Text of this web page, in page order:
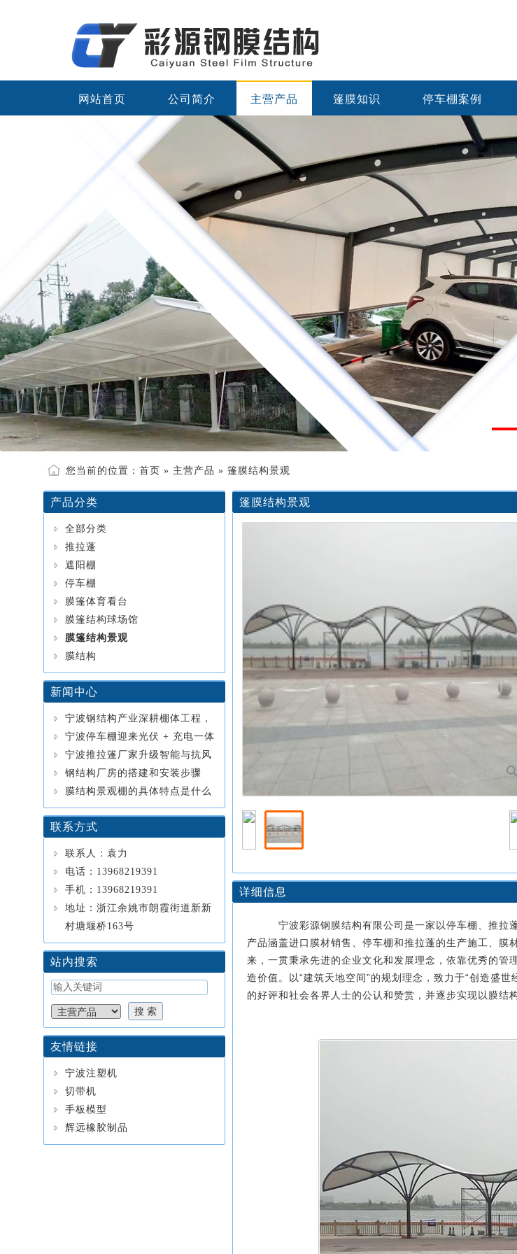
网站首页 公司简介 主营产品 篷膜知识 停车棚案例
您当前的位置： 首页 » 主营产品 » 篷膜结构景观
产品分类
全部分类
推拉蓬
遮阳棚
停车棚
膜篷体育看台
膜篷结构球场馆
膜篷结构景观
膜结构
新闻中心
宁波钢结构产业深耕棚体工程，
定制化服务覆盖全场景
宁波停车棚迎来光伏 + 充电一体
化浪潮，膜结构钢结构成主流
宁波推拉篷厂家升级智能与抗风
工艺，2026 广受园区企业青睐
钢结构厂房的搭建和安装步骤
膜结构景观棚的具体特点是什么
联系方式
联系人：袁力
电话：13968219391
手机：13968219391
地址：浙江余姚市朗霞街道新新
村塘堰桥163号
站内搜索
友情链接
宁波注塑机
切带机
手板模型
辉远橡胶制品
篷膜结构景观
详细信息
宁波彩源钢膜结构有限公司是一家以停车棚、推拉
产品涵盖进口膜材销售、停车棚和推拉蓬的生产施工、
来，一贯秉承先进的企业文化和发展理念，依靠优秀的管
造价值。
以“建筑天地空间”的规划理念，致力于“创造盛
的好评和社会各界人士的公认和赞赏，并逐步实现以膜结